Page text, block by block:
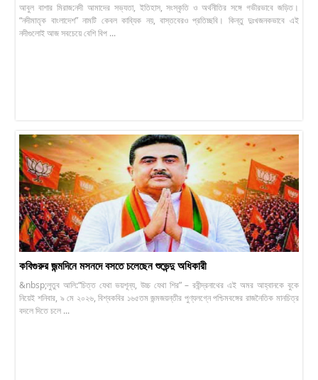
আবুল বাশার মিরাজ:নদী আমাদের সভ্যতা, ইতিহাস, সংস্কৃতি ও অর্থনীতির সঙ্গে গভীরভাবে জড়িত।
“নদীমাতৃক বাংলাদেশ” নামটি কেবল কাব্যিক নয়, বাস্তবেরও প্রতিচ্ছবি। কিন্তু দুঃখজনকভাবে এই
নদীগুলোই আজ সবচেয়ে বেশি বিপ ...
কবিগুরুর জন্মদিনে মসনদে বসতে চলেছেন শুভেন্দু অধিকারী
&nbsp;লুতুব আলি:“চিত্ত যেথা ভয়শূন্য, উচ্চ যেথা শির” – রবীন্দ্রনাথের এই অমর আহ্বানকে বুকে
নিয়েই শনিবার, ৯ মে ২০২৬, বিশ্বকবির ১৬৫তম জন্মজয়ন্তীর পুণ্যলগ্নে পশ্চিমবঙ্গের রাজনৈতিক মানচিত্র
বদলে দিতে চলে ...